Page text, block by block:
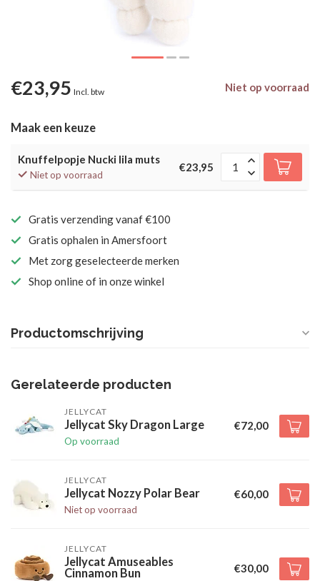
€23,95 Incl. btw Niet op voorraad
Maak een keuze
Knuffelpopje Nucki lila muts
Niet op voorraad
€23,95
Gratis verzending vanaf €100
Gratis ophalen in Amersfoort
Met zorg geselecteerde merken
Shop online of in onze winkel
Productomschrijving
Gerelateerde producten
JELLYCAT
Jellycat Sky Dragon Large
Op voorraad
€72,00
JELLYCAT
Jellycat Nozzy Polar Bear
Niet op voorraad
€60,00
JELLYCAT
Jellycat Amuseables
Cinnamon Bun
€30,00